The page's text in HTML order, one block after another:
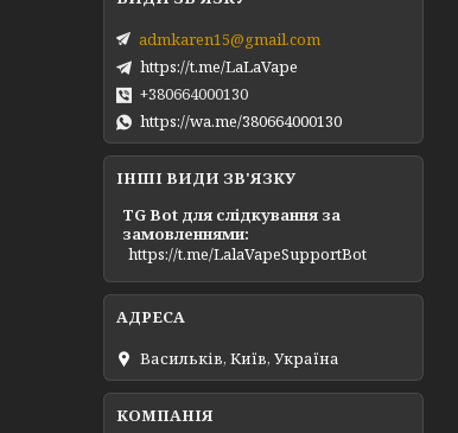
admkaren15@gmail.com
https://t.me/LaLaVape
+380664000130
https://wa.me/380664000130
ІНШІ ВИДИ ЗВ'ЯЗКУ
TG Bot для слідкування за
замовленнями
https://t.me/LalaVapeSupportBot
Васильків, Київ, Україна